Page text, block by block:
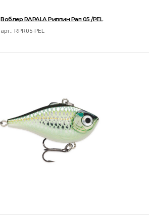
Воблер RAPALA Риппин Рап 05 /PEL
арт.: RPR05-PEL